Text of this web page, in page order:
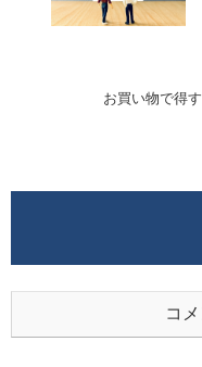
お買い物で得
コ